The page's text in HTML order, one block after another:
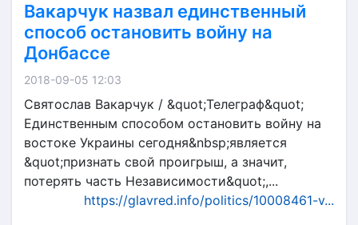
Вакарчук назвал единственный
способ остановить войну на
Донбассе
2018-09-05 12:03
Святослав Вакарчук / &quot;Телеграф&quot;
Единственным способом остановить войну на
востоке Украины сегодня&nbsp;является
&quot;признать свой проигрыш, а значит,
потерять часть Независимости&quot;,...
https://glavred.info/politics/10008461-v...